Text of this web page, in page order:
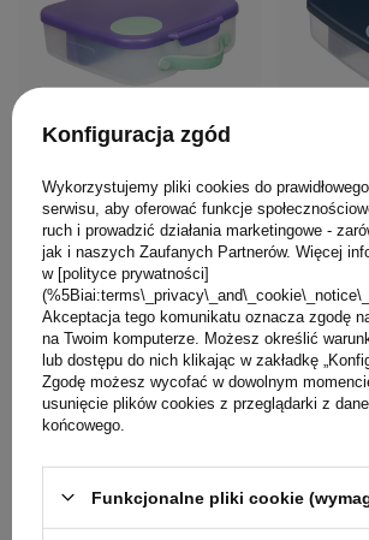
B.box Lunchbox dla
dzieci do szkoły -
szczelna śniadaniówka
z przegródkami i
wkładem chłodzącym
Lilac Pop
105,00 PLN
B.box
dzieci
z
105,00
NASZ BESTSELLER NASZ
Konfiguracja zgód
Wykorzystujemy pliki cookies do
serwisu, aby oferować funkcje
ruch i prowadzić działania marketingowe -
jak i naszych Zaufanych Partnerów. Więcej
w [polityce prywatności]
Akceptacja tego komunikatu oznacza zgodę
na Twoim komputerze. Możesz określić
lub dostępu do nich klikając w zakładkę
Zgodę możesz wycofać w dowolnym
usunięcie plików cookies z przeglądarki z
końcowego.
Funkcjonalne pliki cookie